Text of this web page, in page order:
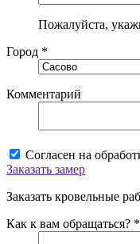
Пожалуйста,
Город *
Комментарий
Согласен на
Заказать замер
Заказать кровельные
Как к вам обращаться? *